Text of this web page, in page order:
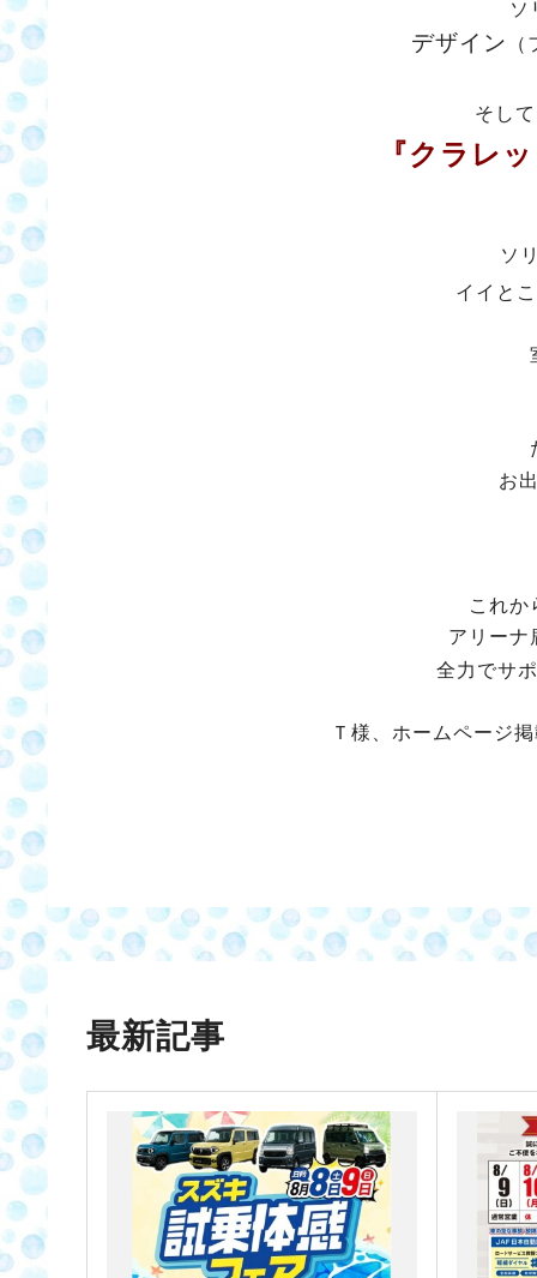
ソ
デザイン
そし
『クラレ
ソ
イイと
お
これか
アリーナ
全力でサ
Ｔ様、ホームページ
最新記事